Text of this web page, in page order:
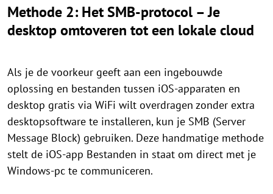
Methode 2: Het SMB-protocol – Je
desktop omtoveren tot een lokale cloud
Als je de voorkeur geeft aan een ingebouwde
oplossing en bestanden tussen iOS-apparaten en
desktop gratis via WiFi wilt overdragen zonder extra
desktopsoftware te installeren, kun je SMB (Server
Message Block) gebruiken. Deze handmatige methode
stelt de iOS-app Bestanden in staat om direct met je
Windows-pc te communiceren.